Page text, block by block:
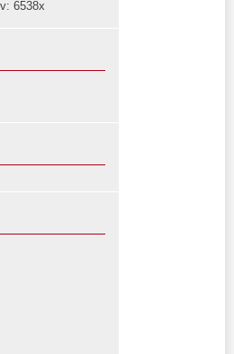
6538x